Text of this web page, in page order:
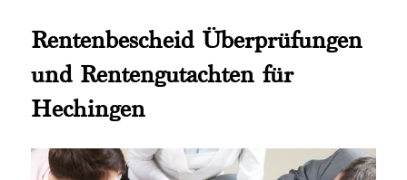
Rentenbescheid Überprüfungen
und Rentengutachten für
Hechingen